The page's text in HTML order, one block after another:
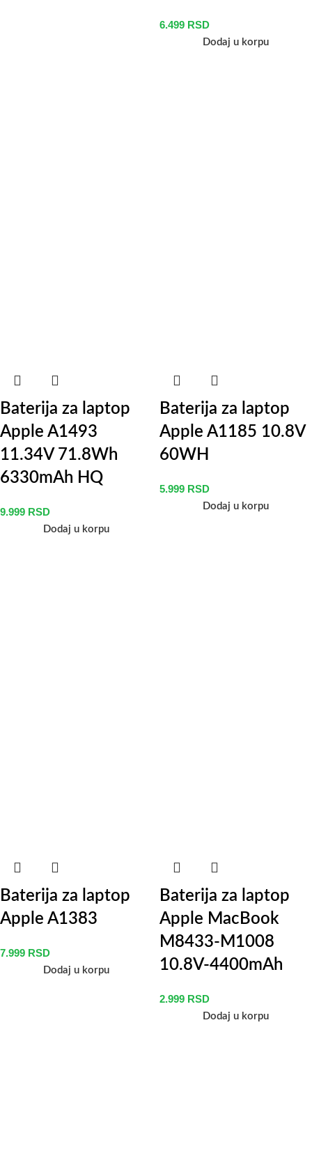
6.499 RSD
Dodaj u korpu
Baterija za laptop
Apple A1493
11.34V 71.8Wh
6330mAh HQ
9.999 RSD
Dodaj u korpu
Baterija za laptop
Apple A1185 10.8V
60WH
5.999 RSD
Dodaj u korpu
Baterija za laptop
Apple A1383
7.999 RSD
Dodaj u korpu
Baterija za laptop
Apple MacBook
M8433-M1008
10.8V-4400mAh
2.999 RSD
Dodaj u korpu